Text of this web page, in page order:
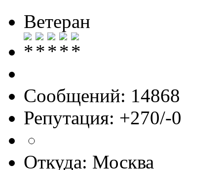
Ветеран
Сообщений: 14868
Репутация: +270/-0
Откуда: Москва